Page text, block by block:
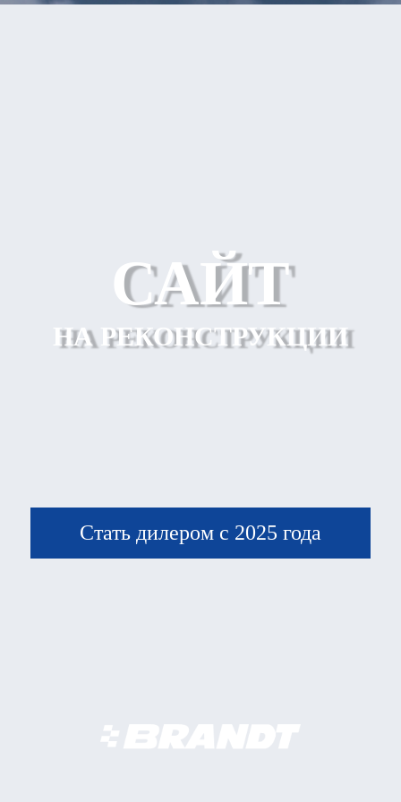
САЙТ
НА РЕКОНСТРУКЦИИ
Стать дилером с 2025 года